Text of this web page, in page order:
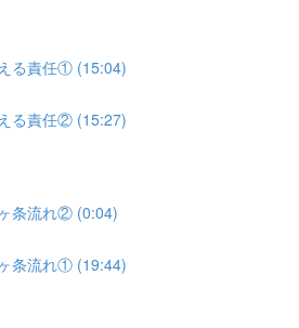
る責任① (15:04)
る責任② (15:27)
条流れ② (0:04)
条流れ① (19:44)